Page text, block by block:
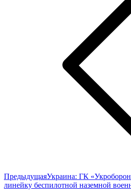
ПредыдущаяПредыдущая
запись:
Украина: ГК
линейку беспилотной наземной